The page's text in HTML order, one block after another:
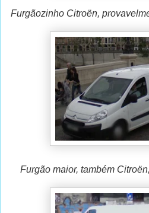
Furgãozinho Citroën,
Furgão maior, também